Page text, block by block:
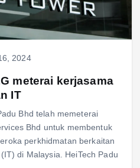
2024
meterai kerjasama
IT
Bhd telah memeterai
Bhd untuk membentuk
perkhidmatan berkaitan
di Malaysia. HeiTech Padu